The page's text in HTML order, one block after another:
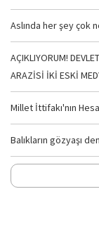
Aslında her şey çok
AÇIKLIYORUM!
ARAZİSİ İKİ ESKİ
Millet İttifakı'nın
Balıkların gözyaşı